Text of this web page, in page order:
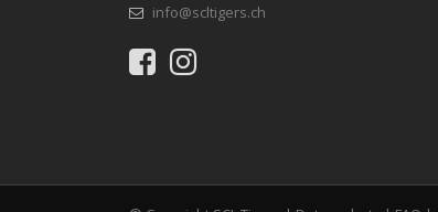
info@scltigers.ch